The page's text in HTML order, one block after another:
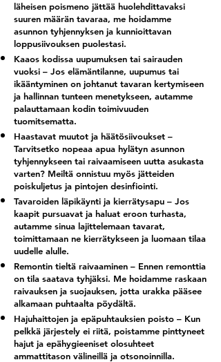
läheisen poismeno jättää huolehdittavaksi
suuren määrän tavaraa, me hoidamme
asunnon tyhjennyksen ja kunnioittavan
loppusiivouksen puolestasi.
Kaaos kodissa uupumuksen tai sairauden
vuoksi – Jos elämäntilanne, uupumus tai
ikääntyminen on johtanut tavaran kertymiseen
ja hallinnan tunteen menetykseen, autamme
palauttamaan kodin toimivuuden
tuomitsematta.
Haastavat muutot ja häätösiivoukset –
Tarvitsetko nopeaa apua hylätyn asunnon
tyhjennykseen tai raivaamiseen uutta asukasta
varten? Meiltä onnistuu myös jätteiden
poiskuljetus ja pintojen desinfiointi.
Tavaroiden läpikäynti ja kierrätysapu – Jos
kaapit pursuavat ja haluat eroon turhasta,
autamme sinua lajittelemaan tavarat,
toimittamaan ne kierrätykseen ja luomaan tilaa
uudelle alulle.
Remontin tieltä raivaaminen – Ennen remonttia
on tila saatava tyhjäksi. Me hoidamme raskaan
raivauksen ja suojauksen, jotta urakka pääsee
alkamaan puhtaalta pöydältä.
Hajuhaittojen ja epäpuhtauksien poisto – Kun
pelkkä järjestely ei riitä, poistamme pinttyneet
hajut ja epähygieeniset olosuhteet
ammattitason välineillä ja otsonoinnilla.